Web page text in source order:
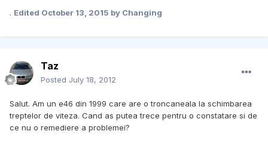
. Edited October 13, 2015 by Changing
Taz
Posted July 18, 2012
Salut. Am un e46 din 1999 care are o troncaneala la schimbarea
treptelor de viteza. Cand as putea trece pentru o constatare si de
ce nu o remediere a problemei?